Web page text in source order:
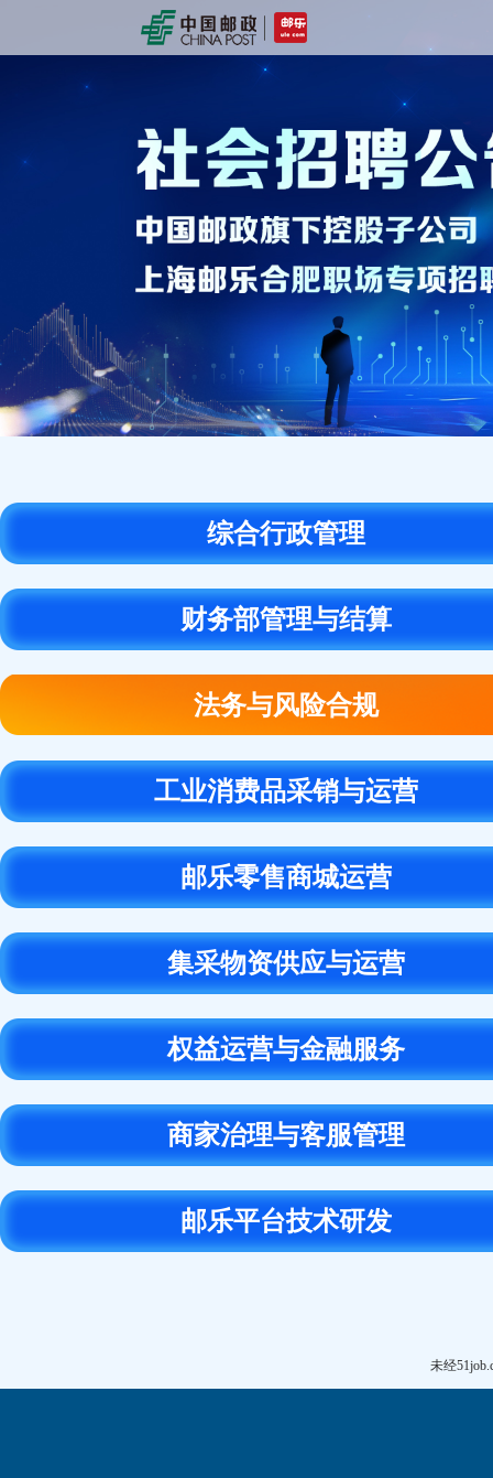
综合行政管理
财务部管理与结算
法务与风险合规
工业消费品采销与运营
邮乐零售商城运营
集采物资供应与运营
权益运营与金融服务
商家治理与客服管理
邮乐平台技术研发
未经